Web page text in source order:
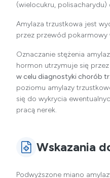
(wielocukru,
Amylaza trzustkowa jest
przez przewód pokarmowy
Oznaczanie stężenia
hormon utrzymuje się
w celu diagnostyki chorób
poziomu amylazy
się do wykrycia
pracą nerek.
Wskazania
Podwyższone miano